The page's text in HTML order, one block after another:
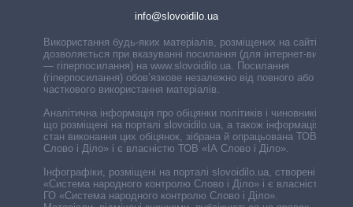
info@slovoidilo.ua
Використання будь-яких матеріалів, розміщених на сайті,
дозволяється при вказуванні посилання (для інтернет-видань
— гіперпосилання) на www.slovoidilo.ua. Посилання
(гіперпосилання) обов’язкове незалежно від повного або
часткового використання матеріалів.
Аналітична інформація про обіцянки політиків і чиновників,
що розміщені на порталі slovoidilo.ua, а також інформація про
стан виконання цих обіцянок, зібрана й опрацьована ТОВ «ІА
Слово і Діло» і є власністю ТОВ «ІА Слово і Діло».
Інфографіки, розміщені на порталі slovoidilo.ua, створені ГО
«Система народного контролю Слово і Діло» і є власністю
ГО «Система народного контролю Слово і Діло».